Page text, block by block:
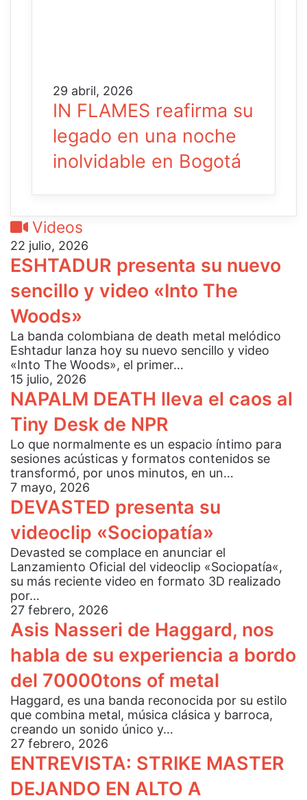
29 abril, 2026
IN FLAMES reafirma su
legado en una noche
inolvidable en Bogotá
Videos
22 julio, 2026
ESHTADUR presenta su nuevo
sencillo y video «Into The
Woods»
La banda colombiana de death metal melódico
Eshtadur lanza hoy su nuevo sencillo y video
«Into The Woods», el primer…
15 julio, 2026
NAPALM DEATH lleva el caos al
Tiny Desk de NPR
Lo que normalmente es un espacio íntimo para
sesiones acústicas y formatos contenidos se
transformó, por unos minutos, en un…
7 mayo, 2026
DEVASTED presenta su
videoclip «Sociopatía»
Devasted se complace en anunciar el
Lanzamiento Oficial del videoclip «Sociopatía«,
su más reciente video en formato 3D realizado
por…
27 febrero, 2026
Asis Nasseri de Haggard, nos
habla de su experiencia a bordo
del 70000tons of metal
Haggard, es una banda reconocida por su estilo
que combina metal, música clásica y barroca,
creando un sonido único y…
27 febrero, 2026
ENTREVISTA: STRIKE MASTER
DEJANDO EN ALTO A